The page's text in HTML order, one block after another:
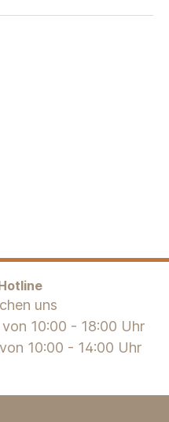
uns
10:00 - 18:00 Uhr
10:00 - 14:00 Uhr